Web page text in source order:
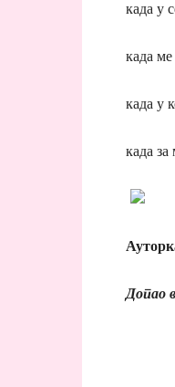
када у
када ме
када у
када
Допао